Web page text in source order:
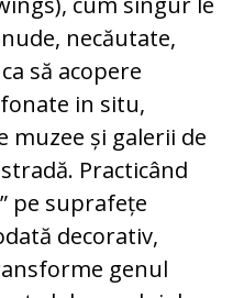
necăutate,
să acopere
in situ,
muzee și galerii de
Practicând
pe suprafețe
decorativ,
genul